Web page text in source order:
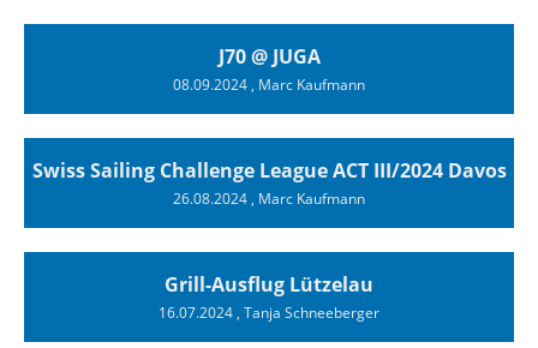
J70 @ JUGA
08.09.2024, Marc Kaufmann
Swiss Sailing Challenge League ACT III/2024 Davos
26.08.2024, Marc Kaufmann
Grill-Ausflug Lützelau
16.07.2024, Tanja Schneeberger